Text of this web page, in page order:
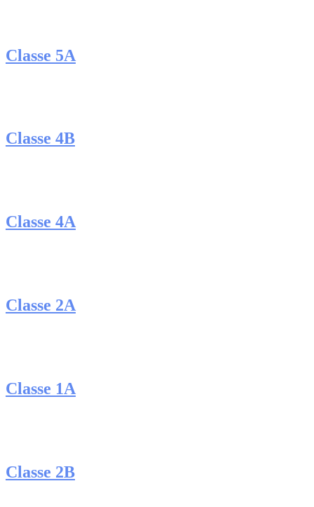
Classe 5A
Classe 4B
Classe 4A
Classe 2A
Classe 1A
Classe 2B